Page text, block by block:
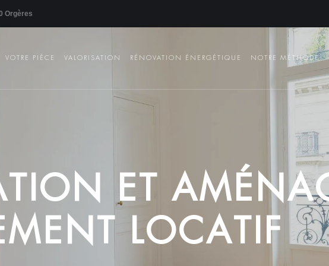
Orgères
VOTRE PIÈCE VALORISATION RÉNOVATION ÉNERGÉTIQUE NOTRE MÉTHODE
TION ET AMÉNA
MENT LOCATIF